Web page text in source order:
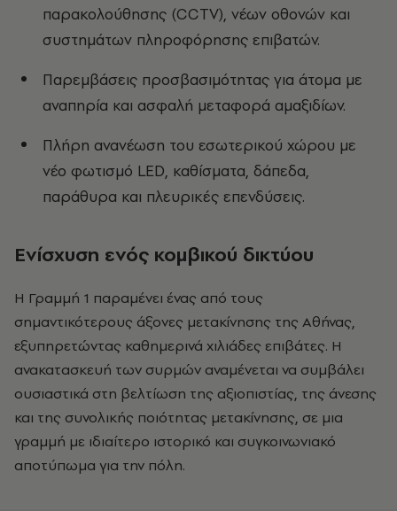
παρακολούθησης (CCTV), νέων οθονών και
συστημάτων πληροφόρησης επιβατών.
Παρεμβάσεις προσβασιμότητας για άτομα με
αναπηρία και ασφαλή μεταφορά αμαξιδίων.
Πλήρη ανανέωση του εσωτερικού χώρου με
νέο φωτισμό LED, καθίσματα, δάπεδα,
παράθυρα και πλευρικές επενδύσεις.
Ενίσχυση ενός κομβικού δικτύου
Η Γραμμή 1 παραμένει ένας από τους
σημαντικότερους άξονες μετακίνησης της Αθήνας,
εξυπηρετώντας καθημερινά χιλιάδες επιβάτες. Η
ανακατασκευή των συρμών αναμένεται να συμβάλει
ουσιαστικά στη βελτίωση της αξιοπιστίας, της άνεσης
και της συνολικής ποιότητας μετακίνησης, σε μια
γραμμή με ιδιαίτερο ιστορικό και συγκοινωνιακό
αποτύπωμα για την πόλη.